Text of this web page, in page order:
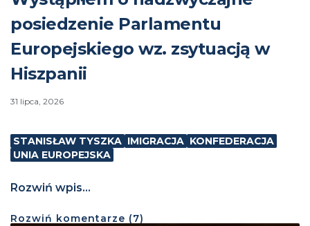
posiedzenie Parlamentu
Europejskiego wz. zsytuacją w
Hiszpanii
31 lipca, 2026
STANISŁAW TYSZKA IMIGRACJA KONFEDERACJA
UNIA EUROPEJSKA
Rozwiń wpis...
Rozwiń komentarze (7)